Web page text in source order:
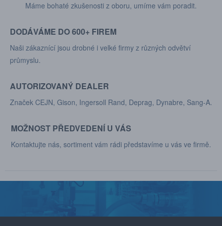
Máme bohaté zkušenosti z oboru, umíme vám poradit.
DODÁVÁME DO 600+ FIREM
Naši zákaznící jsou drobné i velké firmy z různých odvětví
průmyslu.
AUTORIZOVANÝ DEALER
Značek CEJN, Gison, Ingersoll Rand, Deprag, Dynabre, Sang-A.
MOŽNOST PŘEDVEDENÍ U VÁS
Kontaktujte nás, sortiment vám rádi představíme u vás ve firmě.